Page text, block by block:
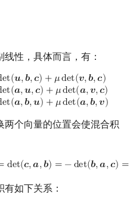
性，具体而言，有：
et(𝒖,𝒃,𝒄) +𝜇det(𝒗,𝒃,𝒄)
et(𝒂,𝒖,𝒄) +𝜇det(𝒂,𝒗,𝒄)
et(𝒂,𝒃,𝒖) +𝜇det(𝒂,𝒃,𝒗)
)+μdet(v,b c) det(a,λu+μv,
个向量的位置会使混合积
det(𝒄,𝒂,𝒃) = −det(𝒃,𝒂,𝒄) =
c ,a,b)= −det( b,a,c )=−det(a ,c, b)
如下关系：